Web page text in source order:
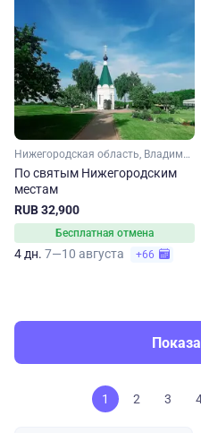
Нижегородская область, Владимирская область
По святым Нижегородским
местам
RUB 32,900
Бесплатная отмена
4 дн. 7—10 августа +66
1 2 3